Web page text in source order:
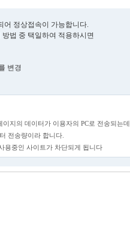
어 정상접속이 가능합니다.
법 중 택일하여 적용하시면
변경
지의 데이터가 이용자의 PC로 전송되는데,
전송량이라 합니다.
용중인 사이트가 차단되게 됩니다